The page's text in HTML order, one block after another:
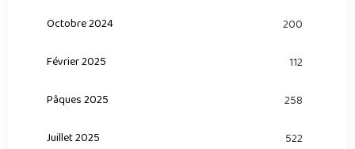
Octobre 2024 200
Février 2025 112
Pâques 2025 258
Juillet 2025 522